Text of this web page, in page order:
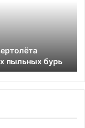
пыльных бурь